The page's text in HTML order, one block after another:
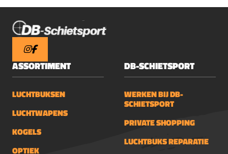
ASSORTIMENT
LUCHTBUKSEN
LUCHTWAPENS
KOGELS
OPTIEK
DB-SCHIETSPORT
WERKEN BIJ DB-
SCHIETSPORT
PRIVATE SHOPPING
LUCHTBUKS REPARATIE